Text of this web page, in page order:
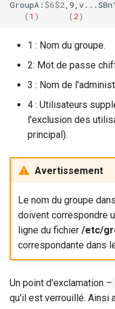
GroupA: $6$2
( 1 ) ( 2)
1 : Nom du groupe.
2: Mot de passe
3 : Nom de
4 : Utilisateurs
l'exclusion des
principal).
Avertissement
Le nom du groupe dans
doivent correspondre
ligne du fichier /etc/
correspondante dans
Un point d'exclamation –
qu'il est verrouillé. Ainsi